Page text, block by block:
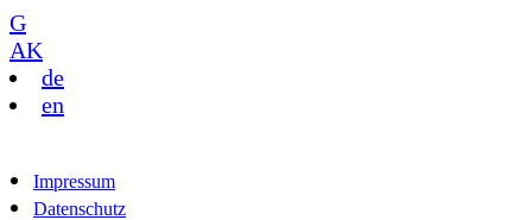
G
AK
de
en
Impressum
Datenschutz